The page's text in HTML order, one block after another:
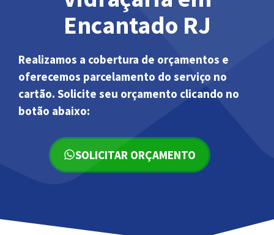
Encantado RJ
Realizamos a cobertura de orçamentos e
oferecemos parcelamento do serviço no
cartão. Solicite seu orçamento clicando no
botão abaixo:
SOLICITAR ORÇAMENTO